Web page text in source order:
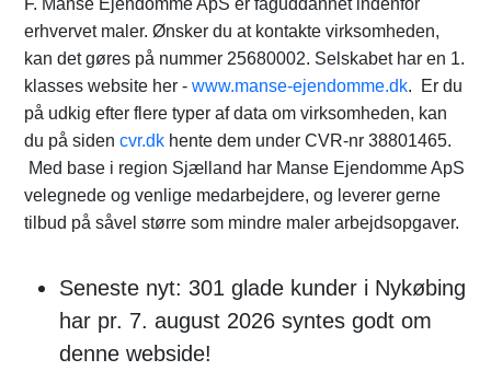
F. Manse Ejendomme ApS er faguddannet indenfor
erhvervet maler. Ønsker du at kontakte virksomheden,
kan det gøres på nummer 25680002. Selskabet har en 1.
klasses website her - www.manse-ejendomme.dk. Er du
på udkig efter flere typer af data om virksomheden, kan
du på siden cvr.dk hente dem under CVR-nr 38801465.
Med base i region Sjælland har Manse Ejendomme ApS
velegnede og venlige medarbejdere, og leverer gerne
tilbud på såvel større som mindre maler arbejdsopgaver.
Seneste nyt: 301 glade kunder i Nykøbing
har pr. 7. august 2026 syntes godt om
denne webside!